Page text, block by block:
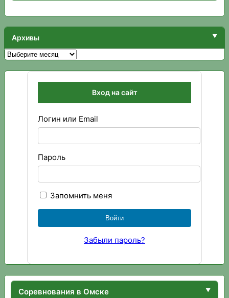
Архивы
Архивы
Вход на сайт
Логин или Email
Пароль
Запомнить меня
Забыли пароль?
Соревнования в Омске